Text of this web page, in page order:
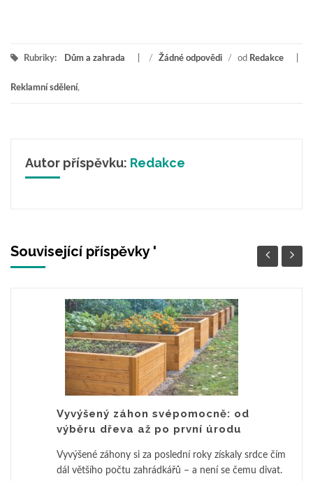
Rubriky: Dům a zahrada / Žádné odpovědi / od Redakce
Reklamní sdělení,
Autor příspěvku: Redakce
Související příspěvky '
Vyvýšený záhon svépomocně: od
výběru dřeva až po první úrodu
Vyvýšené záhony si za poslední roky získaly srdce čím
dál většího počtu zahrádkářů – a není se čemu divat.